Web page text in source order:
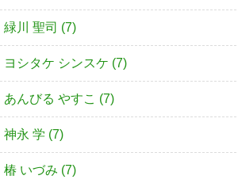
緑川 聖司 (7)
ヨシタケ シンスケ (7)
あんびる やすこ (7)
神永 学 (7)
椿 いづみ (7)